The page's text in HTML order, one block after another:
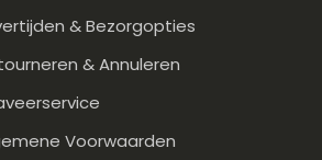
& Bezorgopties
& Annuleren
Voorwaarden